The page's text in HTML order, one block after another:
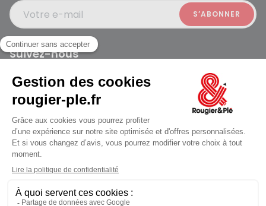
jusqu'au Samedi à 09:30
Votre e-mail
Suivez-nous
Rougier et Plé 2024 Copyright
Mentions légales
Conditions générales des ventes